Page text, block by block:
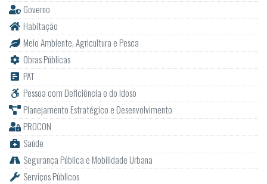
Governo
Habitação
Meio Ambiente, Agricultura e Pesca
Obras Públicas
PAT
Pessoa com Deficiência e do Idoso
Planejamento Estratégico e Desenvolvimento
PROCON
Saúde
Segurança Pública e Mobilidade Urbana
Serviços Públicos